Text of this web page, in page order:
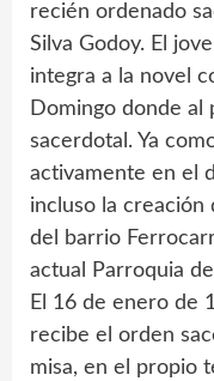
recién ordenado
Silva Godoy. El
integra a la novel
Domingo donde al
sacerdotal. Ya
activamente en el
incluso la creación
del barrio
actual Parroquia
El 16 de enero de
recibe el orden
misa, en el propio